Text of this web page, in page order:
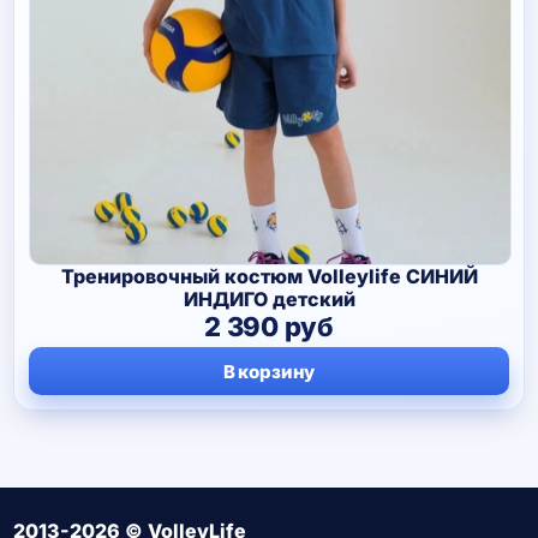
Тренировочный костюм Volleylife СИНИЙ
ИНДИГО детский
2 390 руб
В корзину
2013-2026 © VolleyLife